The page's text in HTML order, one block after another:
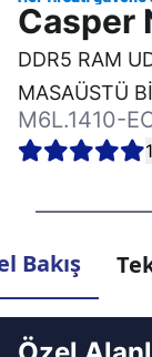
Casper
DDR5 RAM
MASAÜSTÜ
M6L.1410-
Bakış